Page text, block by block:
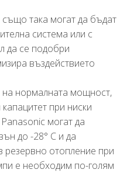
така могат да бъдат
система или с
да се подобри
въздействието
нормалната мощност,
при ниски
могат да
до -28° C и да
отопление при
е необходим по-голям